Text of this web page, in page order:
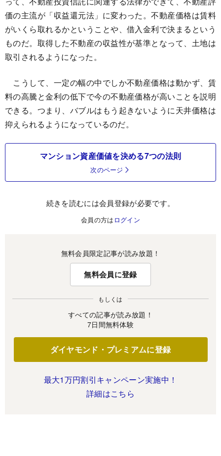
価の主流が「収益還元法」に変わった。不動産価格は賃料
がいくら取れるかということや、借入金利で決まるという
ものだ。取得した不動産の収益性が基準となって、土地は
取引されるようになった。
こうして、一定の幅の中でしか不動産価格は動かず、賃
料の高騰と金利の低下で今の不動産価格が高いことを説明
できる。つまり、バブルはもう起きないように天井価格は
抑えられるようになっているのだ。
マンション資産価値を決める7つの法則
次のページ
続きを読むには会員登録が必要です。
会員の方は ログイン
無料会員限定記事が読み放題！
無料会員に登録
もしくは
すべての記事が読み放題！
7日間無料体験
ダイヤモンド・プレミアムに登録
最大1万円割引キャンペーン実施中！
詳細はこちら